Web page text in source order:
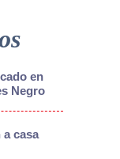
en
Negro
a casa